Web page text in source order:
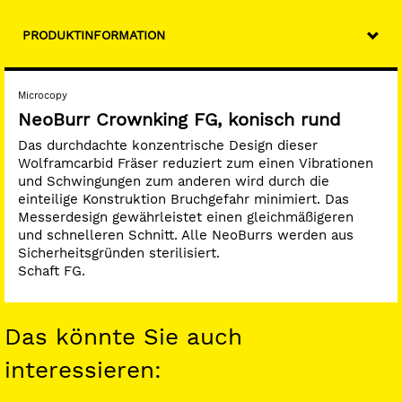
PRODUKTINFORMATION
Microcopy
NeoBurr Crownking FG, konisch rund
Das durchdachte konzentrische Design dieser
Wolframcarbid Fräser reduziert zum einen Vibrationen
und Schwingungen zum anderen wird durch die
einteilige Konstruktion Bruchgefahr minimiert. Das
Messerdesign gewährleistet einen gleichmäßigeren
und schnelleren Schnitt. Alle NeoBurrs werden aus
Sicherheitsgründen sterilisiert.
Schaft FG.
Das könnte Sie auch
interessieren: